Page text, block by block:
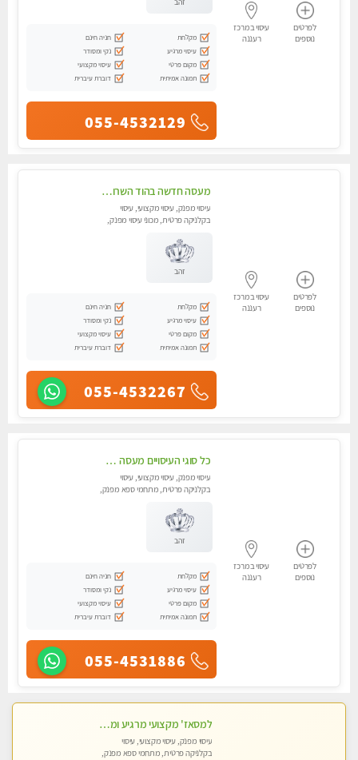
לפרטים
נוספים
עיסוי במרכז
רעננה
זהב
מקלחת
חניה חינם
עיסוי מרגיע
נקי ומסודר
מקום פרטי
עיסוי מקצועי
תמונה אמיתית
דוברת עיברית
055-4532129
לפרטים
נוספים
עיסוי במרכז
רעננה
מעסה חדשה בהוד השרון-מוזמן לחוויה בלתי נשכחת!!!עיסוי מפנק ביותר במקום פרטי לחלוטין!!
עיסוי מפנק, עיסוי מקצועי, עיסוי
בקלניקה פרטית, מכוני עיסוי מפנק,
זהב
מקלחת
חניה חינם
עיסוי מרגיע
נקי ומסודר
מקום פרטי
עיסוי מקצועי
תמונה אמיתית
דוברת עיברית
055-4532267
לפרטים
נוספים
עיסוי במרכז
רעננה
כל סוגי העיסויים מעסה מקצועית ואיכותית פרטי!!!
עיסוי מפנק, עיסוי מקצועי, עיסוי
בקלניקה פרטית, מתחמי ספא מפנק,
זהב
מקלחת
חניה חינם
עיסוי מרגיע
נקי ומסודר
מקום פרטי
עיסוי מקצועי
תמונה אמיתית
דוברת עיברית
055-4531886
למסאז' מקצועי מרגיע ומשחרר את כל הגוף! בקליניקה פרטית -מומלץ מאוד -ללא מין!
עיסוי מפנק, עיסוי מקצועי, עיסוי
בקלניקה פרטית, מתחמי ספא מפנק,